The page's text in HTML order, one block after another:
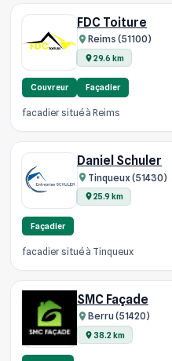
FDC Toiture
Reims (51100)
29.6 km
Couvreur Façadier
facadier situé à Reims
Daniel Schuler
Tinqueux (51430)
25.9 km
Façadier
facadier situé à Tinqueux
SMC Façade
Berru (51420)
38.2 km